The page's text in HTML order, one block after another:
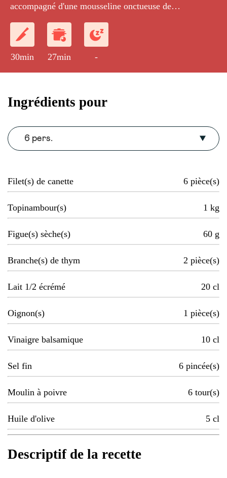
accompagné d'une mousseline onctueuse de
30min 27min -
Ingrédients pour
6 pers.
Filet(s) de canette 6 pièce(s)
Topinambour(s) 1 kg
Figue(s) sèche(s) 60 g
Branche(s) de thym 2 pièce(s)
Lait 1/2 écrémé 20 cl
Oignon(s) 1 pièce(s)
Vinaigre balsamique 10 cl
Sel fin 6 pincée(s)
Moulin à poivre 6 tour(s)
Huile d'olive 5 cl
Descriptif de la recette